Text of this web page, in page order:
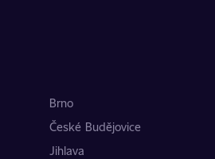
Brno
České Budějovice
Jihlava